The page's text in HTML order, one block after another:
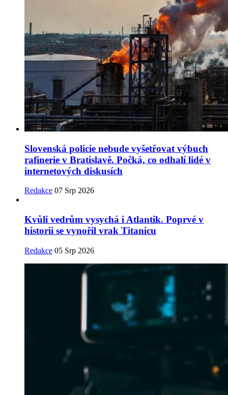
Slovenská policie nebude vyšetřovat výbuch
rafinerie v Bratislavě. Počká, co odhalí lidé v
internetových diskusích
Redakce 07 Srp 2026
Kvůli vedrům vysychá i Atlantik. Poprvé v
historii se vynořil vrak Titanicu
Redakce 05 Srp 2026